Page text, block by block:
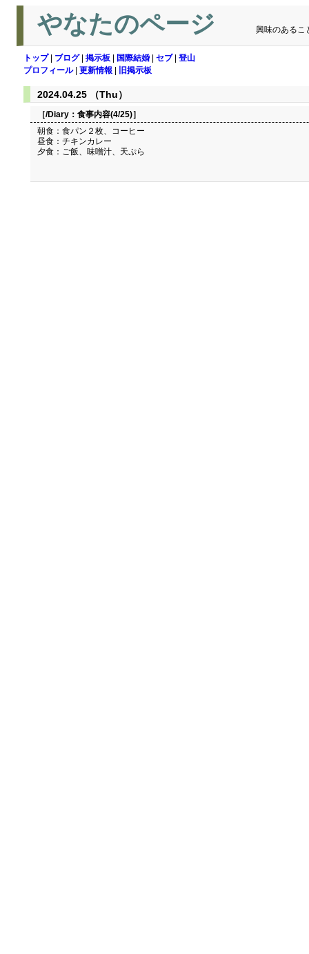
やなたのページ 興味のあるこ
トップ| ブログ| 掲示板 国際結婚 セブ| 登山
プロフィール| 更新情報 旧掲示板
2024.04.25 （Thu）
［/Diary： 食事内容(4/25)］
朝食：食パン２枚、コーヒー
昼食：チキンカレー
夕食：ご飯、味噌汁、天ぷら